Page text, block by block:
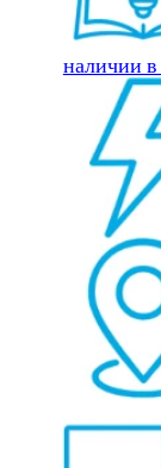
наличии